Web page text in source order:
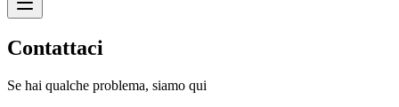
Contattaci
Se hai qualche problema, siamo qui